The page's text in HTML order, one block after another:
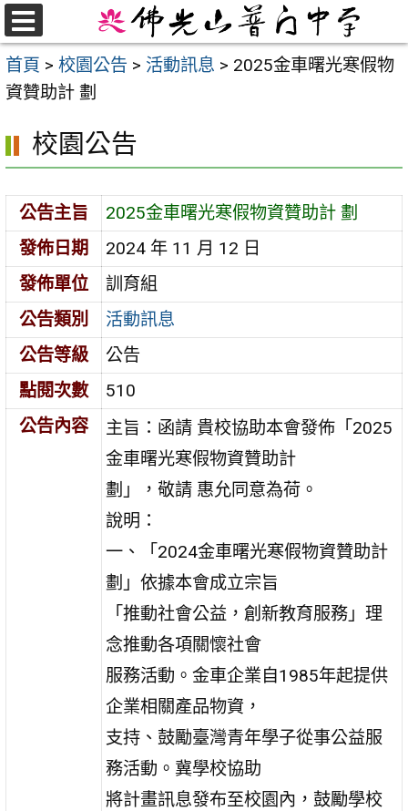
跳
至
主
要
首頁 > 校園公告 > 活動訊息 > 2025金車曙光寒假物
資贊助計 劃
校園公告
公告主旨
2025金車曙光寒假物資贊助計 劃
發佈日期
2024 年 11 月 12 日
發佈單位
訓育組
公告類別
活動訊息
公告等級
公告
點閱次數
510
公告內容
主旨：函請 貴校協助本會發佈「2025
金車曙光寒假物資贊助計
劃」，敬請 惠允同意為荷。
說明：
一、「2024金車曙光寒假物資贊助計
劃」依據本會成立宗旨
「推動社會公益，創新教育服務」理
念推動各項關懷社會
服務活動。金車企業自1985年起提供
企業相關產品物資，
支持、鼓勵臺灣青年學子從事公益服
務活動。冀學校協助
將計畫訊息發布至校園內，鼓勵學校
選
單